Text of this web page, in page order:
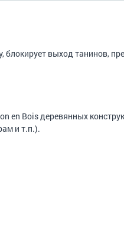
выход танинов,
en Bois деревянных
и т.п.).